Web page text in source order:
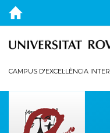
EL DEPARTAMENT
RECERCA
PUBLICACIONS
CAMPUS D'EXCEL·LÈNCIA